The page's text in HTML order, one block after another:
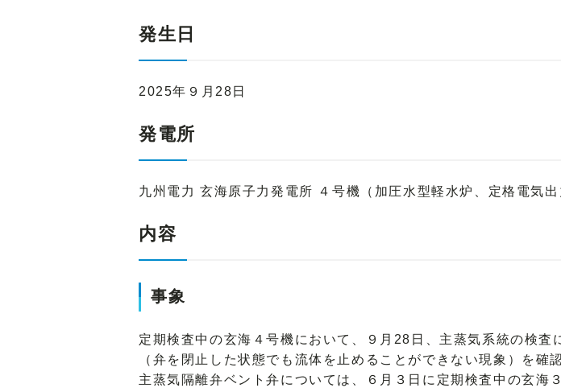
発生日
2025年９月28日
発電所
九州電力 玄海原子力発電所 ４号機（加圧水型軽水炉、定格電気出
内容
事象
定期検査中の玄海４号機において、９月28日、主蒸気系統の検
（弁を閉止した状態でも流体を止めることができない現象）を確
主蒸気隔離弁ベント弁については、６月３日に定期検査中の玄海